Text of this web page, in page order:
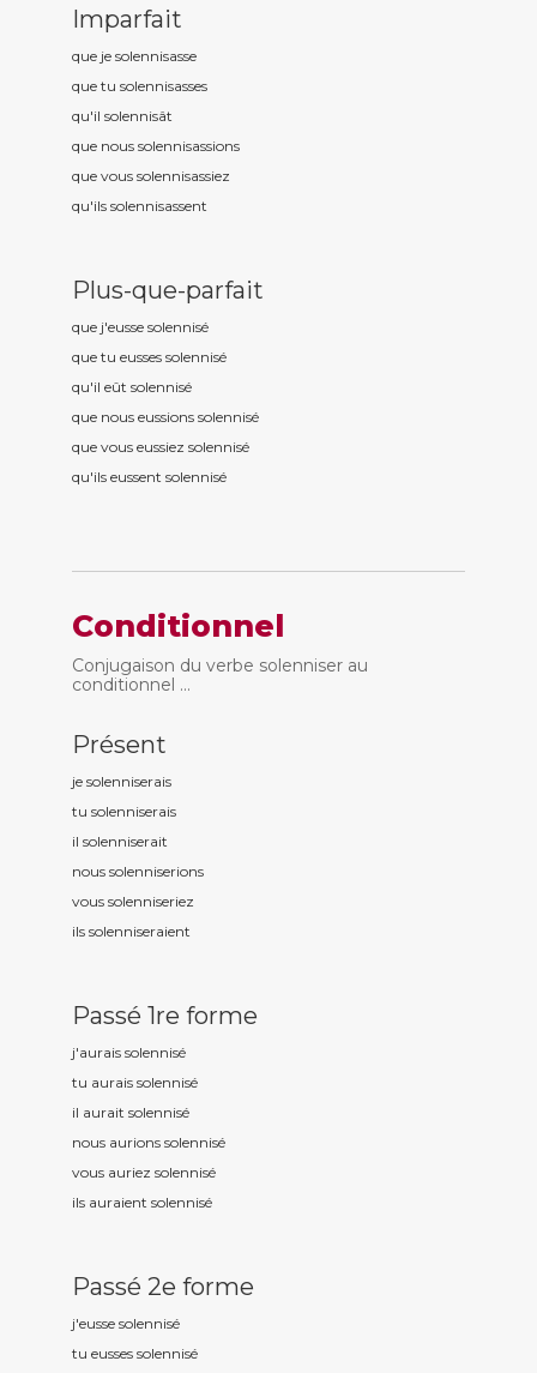
Imparfait
que je solennisasse
que tu solennisasses
qu'il solennisât
que nous solennisassions
que vous solennisassiez
qu'ils solennisassent
Plus-que-parfait
que j'eusse solennisé
que tu eusses solennisé
qu'il eût solennisé
que nous eussions solennisé
que vous eussiez solennisé
qu'ils eussent solennisé
Conditionnel
Conjugaison du verbe solenniser au
conditionnel ...
Présent
je solenniserais
tu solenniserais
il solenniserait
nous solenniserions
vous solenniseriez
ils solenniseraient
Passé 1re forme
j'aurais solennisé
tu aurais solennisé
il aurait solennisé
nous aurions solennisé
vous auriez solennisé
ils auraient solennisé
Passé 2e forme
j'eusse solennisé
tu eusses solennisé